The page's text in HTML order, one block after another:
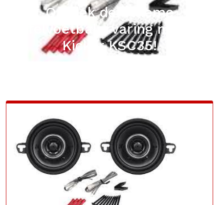
Ontdek de Ultieme
Tafelvoetbalervaring met de
Kicker KSC35!